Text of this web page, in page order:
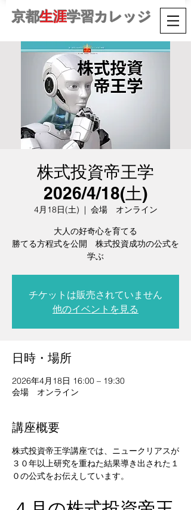
京都生涯学習カレッジ
株式投資帝王学
2026/4/18(土)
4月18日(土)
  |
会場 オンライン
大人の好奇心を育てる
勝てる方程式を公開 株式投資成功の公式を
学ぶ
チケットは販売されていません
他のイベントを見る
日時・場所
2026年4月18日 16:00 – 19:30
会場 オンライン
講座概要
株式投資帝王学講座では、ニュークリアスが
３０年以上研究を重ねた結果導き出された１
０の公式をお伝えしています。